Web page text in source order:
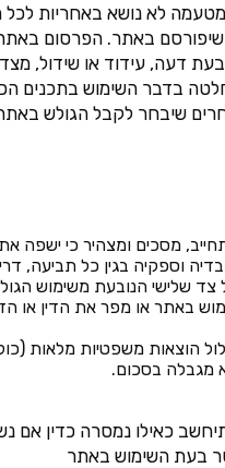
לא נושא באחריות לכל
באתר. הפרסום באתר
דעה, עידוד או שידול,
בדבר השימוש בתכנים
שיבחר לקבל הגולש
מסכים ומצהיר כי ישפה
וספקיה בגין כל תביעה,
צד שלישי הנובעת משימוש
באתר או מפר את הדין או
הוצאות משפטיות מלאות
מגבלה בסכום.
כאילו נמסרה כדין אם
בעת השימוש באתר